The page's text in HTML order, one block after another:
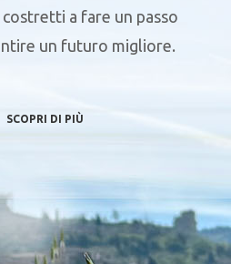
a fare un passo
un futuro migliore.
SCOPRI DI PIÙ